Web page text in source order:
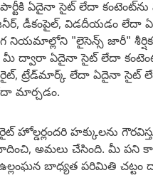
ఏదైనా సైట్ లేదా కంటెంట్‌ను
డీకంపైల్, విడదీయడం లేదా
"లైసెన్స్ జారీ"
మీ ద్వారా ఏదైనా సైట్ లేదా
ట్రేడ్‌మార్క్ లేదా ఏదైనా సైట్
మార్చడం.
హోల్డర్లందరి హక్కులను
అమలు చేసింది. మీ పని
బాధ్యత పరిమితి చట్టం